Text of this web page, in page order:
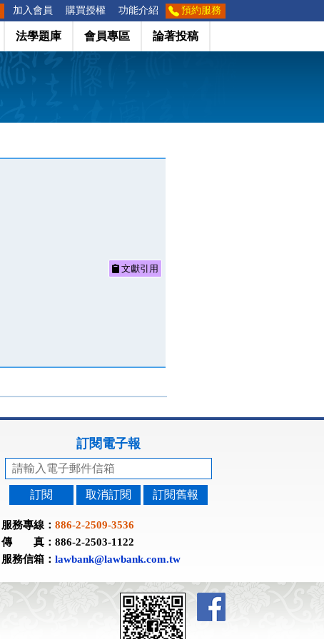
加入會員 購買授權 功能介紹 預約服務
法學題庫 會員專區 論著投稿
文獻引用
訂閱電子報
訂閱 取消訂閱 訂閱舊報
服務專線： 886-2-2509-3536
傳 真：886-2-2503-1122
服務信箱： lawbank@lawbank.com.tw